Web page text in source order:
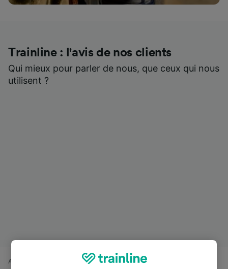
Trainline : l'avis de nos clients
Qui mieux pour parler de nous, que ceux qui nous
utilisent ?
Accueil Azerailles à Bertrichamps